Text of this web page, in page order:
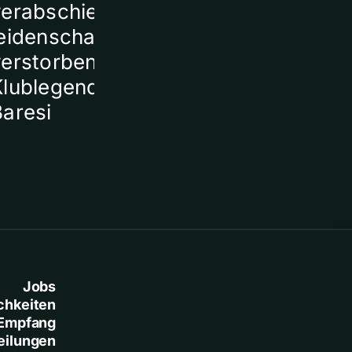
sich
von
Franco
Jobs